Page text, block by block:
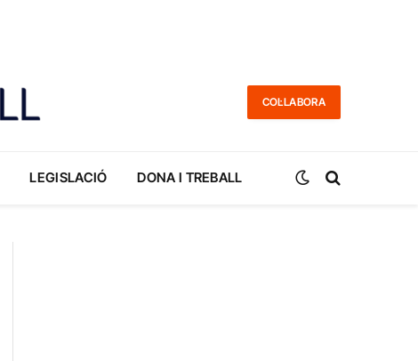
COL·LABORA
LEGISLACIÓ DONA I TREBALL